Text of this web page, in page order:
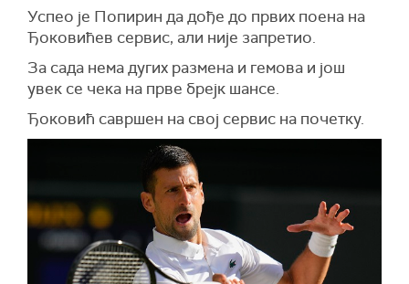
Успео је Попирин да дође до првих поена на
Ђоковићев сервис, али није запретио.
За сада нема дугих размена и гемова и још
увек се чека на прве брејк шансе.
Ђоковић савршен на свој сервис на почетку.